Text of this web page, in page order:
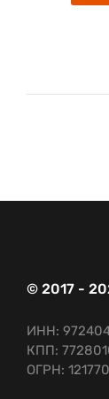
© 2017 -
ИНН:
КПП:
ОГРН: